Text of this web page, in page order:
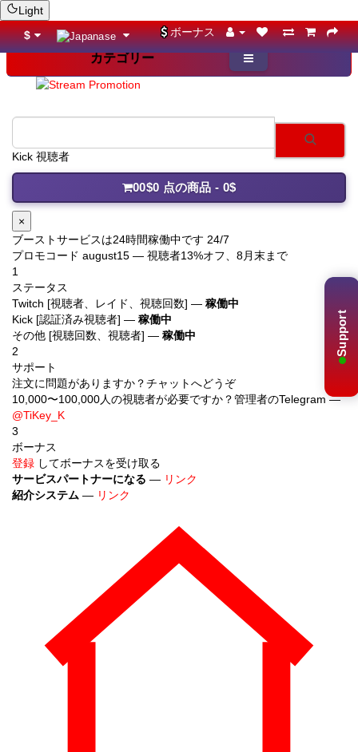
Light
Support
$ ボーナス
Kick 視聴者
00$0 点の商品 - 0$
×
ブーストサービスは24時間稼働中です 24/7
プロモコード august15 — 視聴者13%オフ、8月末まで
1
ステータス
Twitch [視聴者、レイド、視聴回数] — 稼働中
Kick [認証済み視聴者] — 稼働中
その他 [視聴回数、視聴者] — 稼働中
2
サポート
注文に問題がありますか？チャットへどうぞ
10,000〜100,000人の視聴者が必要ですか？管理者のTelegram —
@TiKey_K
3
ボーナス
登録 してボーナスを受け取る
サービスパートナーになる — リンク
紹介システム — リンク
カテゴリー